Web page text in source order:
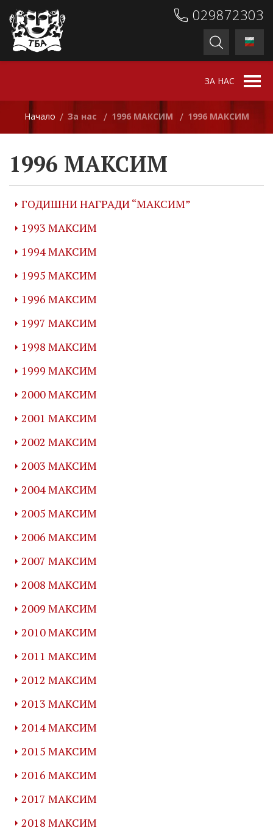
029872303
ЗА НАС
Начало / За нас / 1996 МАКСИМ / 1996 МАКСИМ
1996 МАКСИМ
ГОДИШНИ НАГРАДИ “МАКСИМ”
1993 МАКСИМ
1994 МАКСИМ
1995 МАКСИМ
1996 МАКСИМ
1997 МАКСИМ
1998 МАКСИМ
1999 МАКСИМ
2000 МАКСИМ
2001 МАКСИМ
2002 МАКСИМ
2003 МАКСИМ
2004 МАКСИМ
2005 МАКСИМ
2006 МАКСИМ
2007 МАКСИМ
2008 МАКСИМ
2009 МАКСИМ
2010 МАКСИМ
2011 МАКСИМ
2012 МАКСИМ
2013 МАКСИМ
2014 МАКСИМ
2015 МАКСИМ
2016 МАКСИМ
2017 МАКСИМ
2018 МАКСИМ